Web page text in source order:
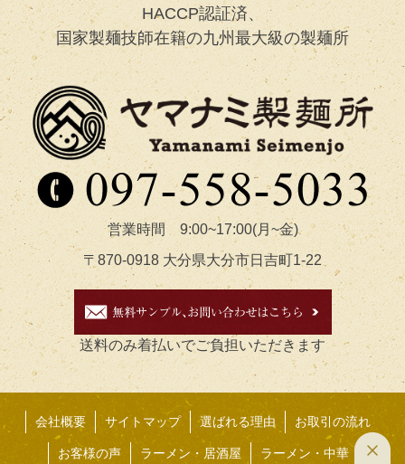
HACCP認証済、
国家製麺技師在籍の九州最大級の製麺所
営業時間 9:00~17:00(月~金)
〒870-0918 大分県大分市日吉町1-22
送料のみ着払いでご負担いただきます
会社概要 サイトマップ 選ばれる理由 お取引の流れ
お客様の声 ラーメン・居酒屋 ラーメン・中華